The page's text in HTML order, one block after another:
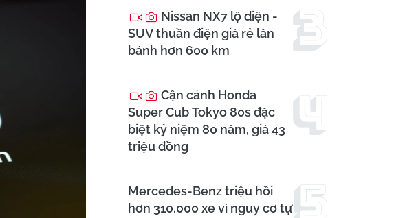
Nissan NX7 lộ diện -
SUV thuần điện giá rẻ lăn
bánh hơn 600 km
Cận cảnh Honda
Super Cub Tokyo 80s đặc
biệt kỷ niệm 80 năm, giá 43
triệu đồng
Mercedes-Benz triệu hồi
hơn 310.000 xe vì nguy cơ tự